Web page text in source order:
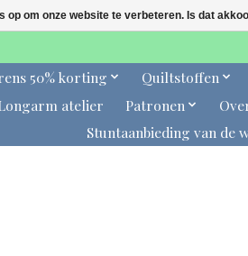
50% korting Quiltstoffen
atelier Patronen
Stuntaanbieding van de
op om onze website te verbeteren. Is dat